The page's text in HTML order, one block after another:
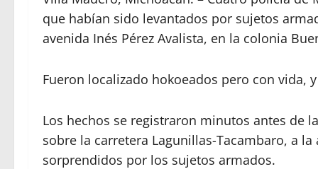
que habían sido levantados por sujetos
avenida Inés Pérez Avalista, en la colonia
Fueron localizado hokoeados pero con vida,
Los hechos se registraron minutos antes de
sobre la carretera Lagunillas-Tacambaro, a
sorprendidos por los sujetos armados.